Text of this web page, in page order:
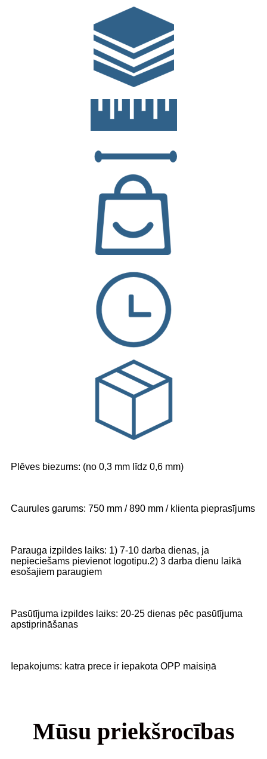
Plēves biezums: (no 0,3 mm līdz 0,6 mm)
Caurules garums: 750 mm / 890 mm / klienta pieprasījums
Parauga izpildes laiks: 1) 7-10 darba dienas, ja
nepieciešams pievienot logotipu.2) 3 darba dienu laikā
esošajiem paraugiem
Pasūtījuma izpildes laiks: 20-25 dienas pēc pasūtījuma
apstiprināšanas
Iepakojums: katra prece ir iepakota OPP maisiņā
Mūsu priekšrocības